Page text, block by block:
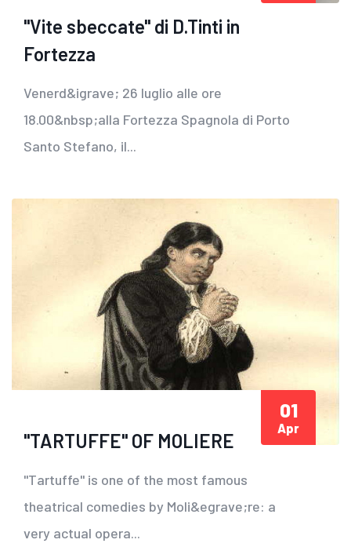
"Vite sbeccate" di D.Tinti in
Fortezza
Venerd&igrave; 26 luglio alle ore
18.00&nbsp;alla Fortezza Spagnola di Porto
Santo Stefano, il...
"TARTUFFE" OF MOLIERE
"Tartuffe" is one of the most famous
theatrical comedies by Moli&egrave;re: a
very actual opera...
01
Apr